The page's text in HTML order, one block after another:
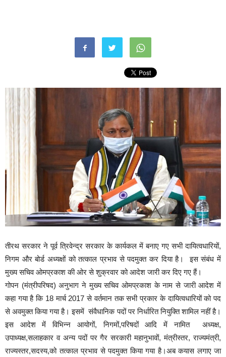
तीरथ सरकार ने पूर्व त्रिवेन्द्र सरकार के कार्यकल में बनाए गए सभी दायित्वधारियों,
निगम और बोर्ड अध्यक्षों को तत्काल प्रभाव से पदमुक्त कर दिया है। इस संबंध में
मुख्य सचिव ओमप्रकाश की ओर से शुक्रवार को आदेश जारी कर दिए गए हैं।
गोपन (मंत्रीपरिषद) अनुभाग ने मुख्य सचिव ओमप्रकाश के नाम से जारी आदेश में
कहा गया है कि 18 मार्च 2017 से वर्तमान तक सभी प्रकार के दायित्वधारियों को पद
से अवमुक्त किया गया है। इसमें संवैधानिक पदों पर निर्धारित नियुक्ति शामिल नहीं है।
इस आदेश में विभिन्न आयोगों, निगमों,परिषदों आदि में नामित अध्यक्ष,
उपाध्यक्ष,सलाहकार व अन्य पदों पर गैर सरकारी महानुभावों, मंत्रीस्तर, राज्यमंत्री,
राज्यस्तर,सदस्य,को तत्काल प्रभाव से पदमुक्त किया गया है।अब कयास लगाए जा